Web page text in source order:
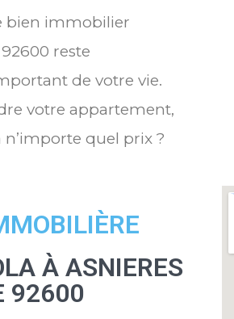
bien immobilier
reste
de votre vie.
votre appartement,
quel prix ?
À ASNIERES
92600